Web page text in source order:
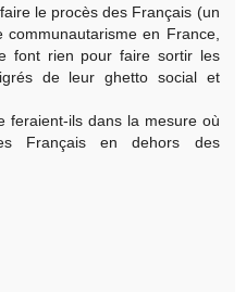
le procès des Français (un
en France,
font rien pour faire sortir les
de leur ghetto social et
feraient-ils dans la mesure où
Français en dehors des